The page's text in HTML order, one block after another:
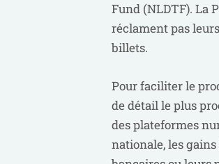
Fund (NLDTF). La
réclament pas
billets.
Pour faciliter le
de détail le plus
des plateformes
nationale, les